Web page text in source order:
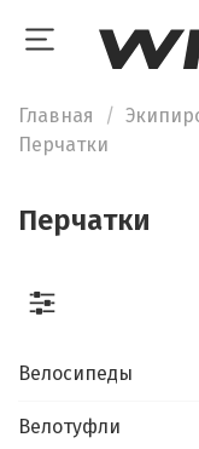
Главная
Перчатки
Перчатки
Велосипеды
Велотуфли